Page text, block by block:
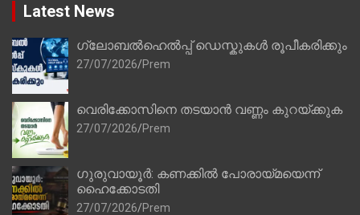
Latest News
ഗ്ലോബൽഹെൽപ്പ് ഡെസ്കുകൾ രൂപീകരിക്കും
27/07/2026 Prem
വെരിക്കോസിനെ തടയാൻ വണ്ണം കുറയ്ക്കുക
27/07/2026 Prem
ഗുരുവായൂർ: കണക്കിൽ പോരായ്മയെന്ന്
ഹൈക്കോടതി
27/07/2026 Prem